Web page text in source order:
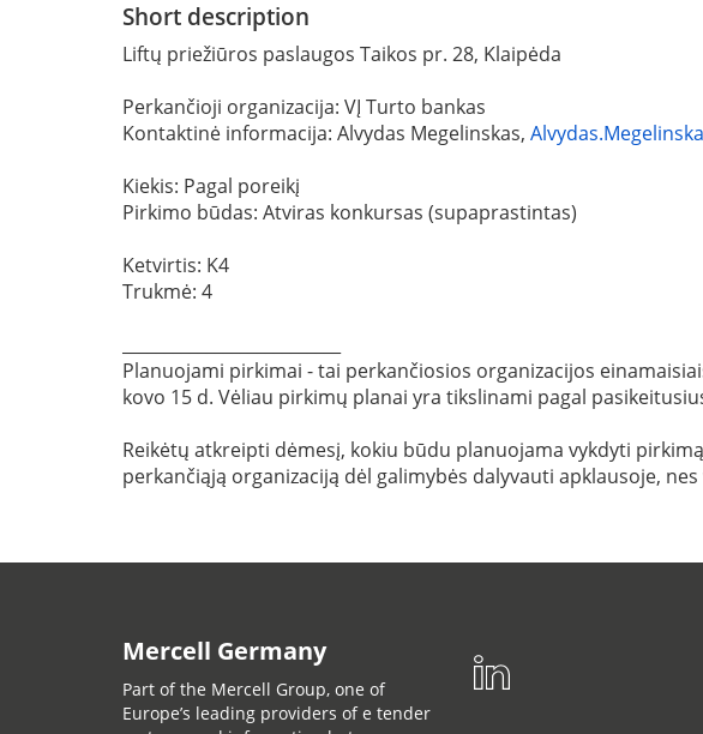
Short description
Liftų priežiūros paslaugos Taikos pr. 28, Klaipėda
Perkančioji organizacija: VĮ Turto bankas
Kontaktinė informacija: Alvydas Megelinskas,
Kiekis: Pagal poreikį
Pirkimo būdas: Atviras konkursas (supaprastintas)
Ketvirtis: K4
Trukmė: 4
Planuojami pirkimai - tai perkančiosios organizacijos
kovo 15 d. Vėliau pirkimų planai yra tikslinami pagal
Reikėtų atkreipti dėmesį, kokiu būdu planuojama vykdyti
perkančiąją organizaciją dėl galimybės dalyvauti apklausoje,
Mercell Germany
Part of the Mercell Group, one of
Europe’s leading providers of e tender